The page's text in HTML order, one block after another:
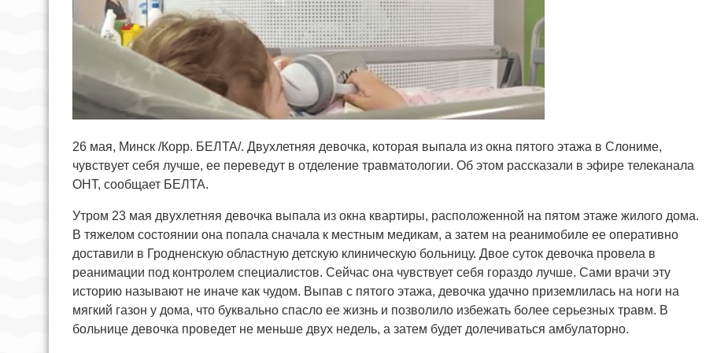
26 мая, Минск /Корр. БЕЛТА/. Двухлетняя девочка, которая выпала из окна пятого этажа в Слониме,
чувствует себя лучше, ее переведут в отделение травматологии. Об этом рассказали в эфире телеканала
ОНТ, сообщает БЕЛТА.
Утром 23 мая двухлетняя девочка выпала из окна квартиры, расположенной на пятом этаже жилого дома.
В тяжелом состоянии она попала сначала к местным медикам, а затем на реанимобиле ее оперативно
доставили в Гродненскую областную детскую клиническую больницу. Двое суток девочка провела в
реанимации под контролем специалистов. Сейчас она чувствует себя гораздо лучше. Сами врачи эту
историю называют не иначе как чудом. Выпав с пятого этажа, девочка удачно приземлилась на ноги на
мягкий газон у дома, что буквально спасло ее жизнь и позволило избежать более серьезных травм. В
больнице девочка проведет не меньше двух недель, а затем будет долечиваться амбулаторно.